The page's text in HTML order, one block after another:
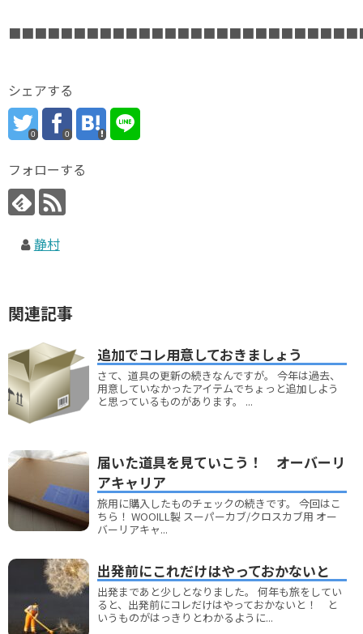
シェアする
0 0
フォローする
静村
関連記事
追加でコレ用意しておきましょう
さて、道具の更新の続きなんですが。 今年は過去、
用意していなかったアイテムでちょっと追加しよう
と思っているものがあります。 ...
届いた道具を見ていこう！ オーバーリ
アキャリア
旅用に購入したものチェックの続きです。 今回はこ
ちら！ WOOILL製 スーパーカブ/クロスカブ用 オー
バーリアキャ...
出発前にこれだけはやっておかないと
出発まであと少しとなりました。 何年も旅をしてい
ると、出発前にコレだけはやっておかないと！ と
いうものがはっきりとわかるように...